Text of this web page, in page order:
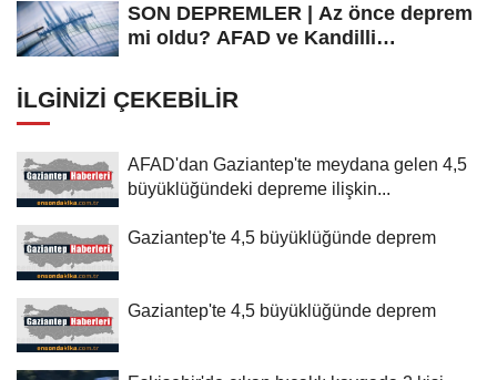
SON DEPREMLER | Az önce deprem
mi oldu? AFAD ve Kandilli
İLGINIZI ÇEKEBILIR
AFAD'dan Gaziantep'te meydana gelen 4,5
büyüklüğündeki depreme ilişkin...
Gaziantep'te 4,5 büyüklüğünde deprem
Gaziantep'te 4,5 büyüklüğünde deprem